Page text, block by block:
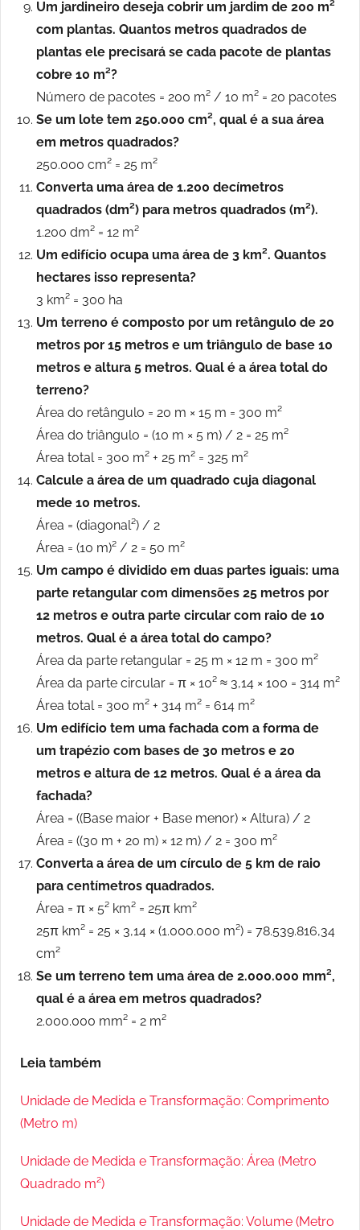
Um jardineiro deseja cobrir um jardim de 200 m²
com plantas. Quantos metros quadrados de
plantas ele precisará se cada pacote de plantas
cobre 10 m²?
Número de pacotes = 200 m² / 10 m² = 20 pacotes
Se um lote tem 250.000 cm², qual é a sua área
em metros quadrados?
250.000 cm² = 25 m²
Converta uma área de 1.200 decímetros
quadrados (dm²) para metros quadrados (m²).
1.200 dm² = 12 m²
Um edifício ocupa uma área de 3 km². Quantos
hectares isso representa?
3 km² = 300 ha
Um terreno é composto por um retângulo de 20
metros por 15 metros e um triângulo de base 10
metros e altura 5 metros. Qual é a área total do
terreno?
Área do retângulo = 20 m × 15 m = 300 m²
Área do triângulo = (10 m × 5 m) / 2 = 25 m²
Área total = 300 m² + 25 m² = 325 m²
Calcule a área de um quadrado cuja diagonal
mede 10 metros.
Área = (diagonal²) / 2
Área = (10 m)² / 2 = 50 m²
Um campo é dividido em duas partes iguais: uma
parte retangular com dimensões 25 metros por
12 metros e outra parte circular com raio de 10
metros. Qual é a área total do campo?
Área da parte retangular = 25 m × 12 m = 300 m²
Área da parte circular = π × 10² ≈ 3,14 × 100 = 314 m²
Área total = 300 m² + 314 m² = 614 m²
Um edifício tem uma fachada com a forma de
um trapézio com bases de 30 metros e 20
metros e altura de 12 metros. Qual é a área da
fachada?
Área = ((Base maior + Base menor) × Altura) / 2
Área = ((30 m + 20 m) × 12 m) / 2 = 300 m²
Converta a área de um círculo de 5 km de raio
para centímetros quadrados.
Área = π × 5² km² = 25π km²
25π km² = 25 × 3,14 × (1.000.000 m²) = 78.539.816,34
cm²
Se um terreno tem uma área de 2.000.000 mm²,
qual é a área em metros quadrados?
2.000.000 mm² = 2 m²
Leia também
Unidade de Medida e Transformação: Comprimento
(Metro m)
Unidade de Medida e Transformação: Área (Metro
Quadrado m²)
Unidade de Medida e Transformação: Volume (Metro